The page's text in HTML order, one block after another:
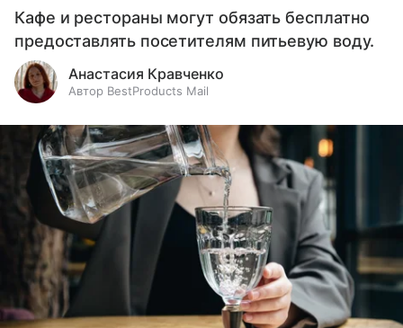
Кафе и рестораны могут обязать бесплатно
предоставлять посетителям питьевую воду.
Анастасия Кравченко
Автор BestProducts Mail